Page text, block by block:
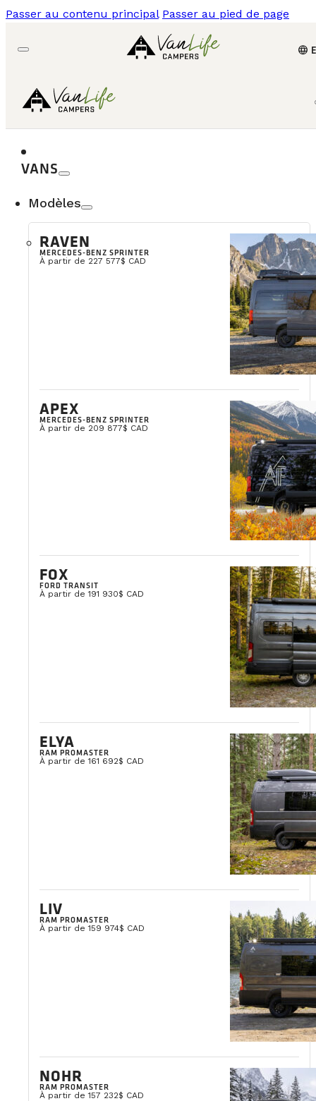
Passer au contenu principal Passer au pied de page
language
VANS
Modèles
RAVEN
MERCEDES-BENZ SPRINTER
À partir de 227 577$ CAD
APEX
MERCEDES-BENZ SPRINTER
À partir de 209 877$ CAD
FOX
FORD TRANSIT
À partir de 191 930$ CAD
ELYA
RAM PROMASTER
À partir de 161 692$ CAD
LIV
RAM PROMASTER
À partir de 159 974$ CAD
NOHR
RAM PROMASTER
À partir de 157 232$ CAD